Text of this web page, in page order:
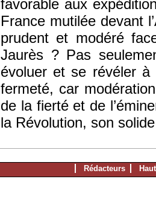
favorable aux
France mutilée devant
prudent et modéré
Jaurès ? Pas
évoluer et se révéler à
fermeté, car
de la fierté et de
la Révolution, son
Rédacteurs